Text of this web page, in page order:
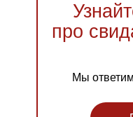
про
Мы